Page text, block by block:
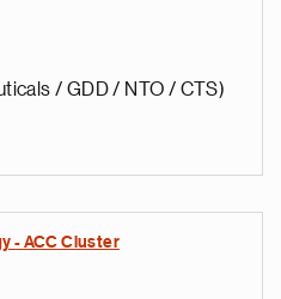
/ GDD / NTO / CTS)
- ACC Cluster